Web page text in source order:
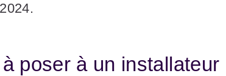
poser à un installateur